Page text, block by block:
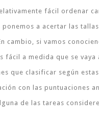
fácil ordenar
a acertar las
cambio, si vamos
a medida que se
que clasificar según
con las puntuaciones
de las tareas